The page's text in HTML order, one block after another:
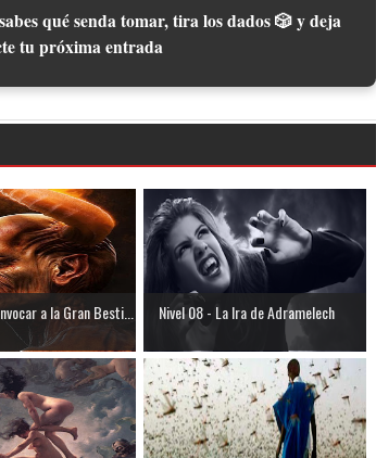
qué senda tomar, tira los dados 🎲 y deja
tu próxima entrada
a la Gran Besti... Nivel 08 - La Ira de Adramelech